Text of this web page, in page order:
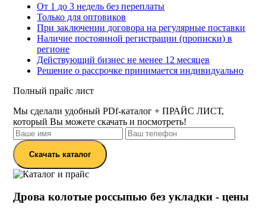
От 1 до 3 недель без переплаты
Только для оптовиков
При заключении договора на регулярные поставки
Наличие постоянной регистрации (прописки) в
регионе
Действующий бизнес не менее 12 месяцев
Решение о рассрочке принимается индивидуально
Полный прайс лист
Мы сделали удобный PDf-каталог + ПРАЙС ЛИСТ,
который Вы можете скачать и посмотреть!
Скачать каталог
Дрова колотые россыпью без укладки - цены